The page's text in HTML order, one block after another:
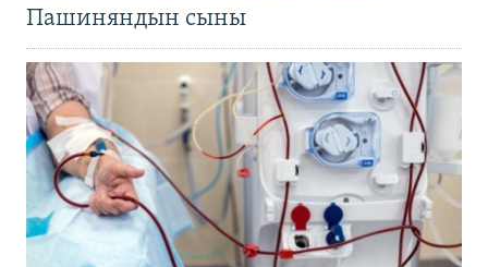
Пашиняндын сыны